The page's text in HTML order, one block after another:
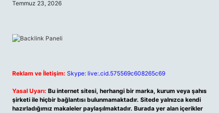
Temmuz 23, 2026
Reklam ve İletişim: Skype: live:.cid.575569c608265c69
Yasal Uyarı: Bu internet sitesi, herhangi bir marka, kurum veya şahıs
şirketi ile hiçbir bağlantısı bulunmamaktadır. Sitede yalnızca kendi
hazırladığımız makaleler paylaşılmaktadır. Burada yer alan içerikler